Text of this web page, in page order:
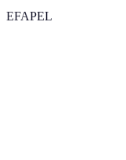
EFAPEL